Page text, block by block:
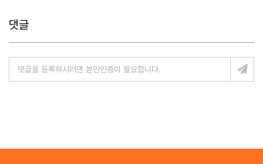
댓글